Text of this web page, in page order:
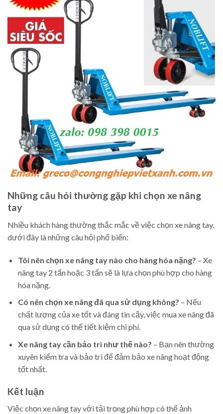
Những câu hỏi thường gặp khi chọn xe nâng
tay
Nhiều khách hàng thường thắc mắc về việc chọn xe nâng tay,
dưới đây là những câu hỏi phổ biến:
Tôi nên chọn xe nâng tay nào cho hàng hóa nặng? – Xe
nâng tay 2 tấn hoặc 3 tấn sẽ là lựa chọn phù hợp cho hàng
hóa nặng.
Có nên chọn xe nâng đã qua sử dụng không? – Nếu
chất lượng của xe tốt và đáng tin cậy, việc mua xe nâng đã
qua sử dụng có thể tiết kiệm chi phí.
Xe nâng tay cần bảo trì như thế nào? – Bạn nên thường
xuyên kiểm tra và bảo trì để đảm bảo xe nâng hoạt động
tốt nhất.
Kết luận
Việc chọn xe nâng tay với tải trọng phù hợp có thể ảnh